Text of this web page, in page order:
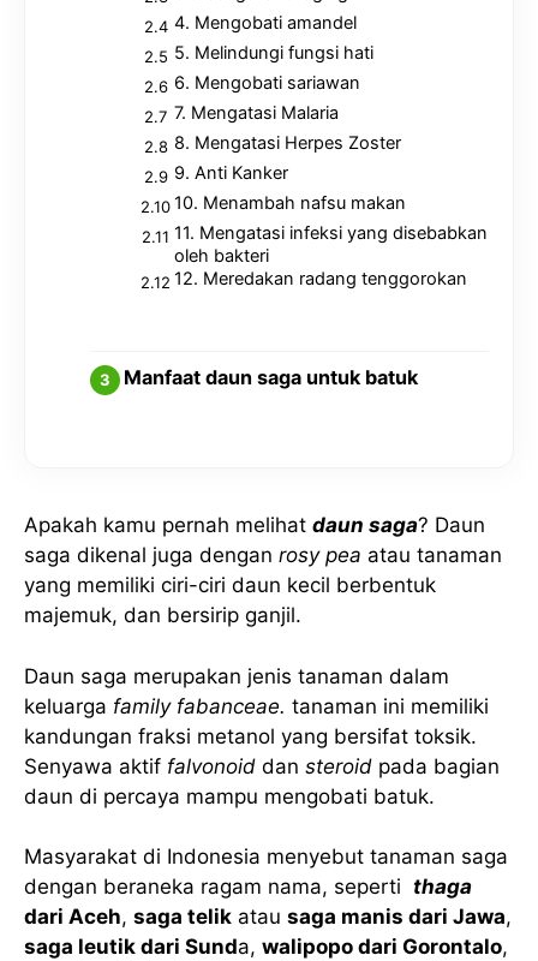
4. Mengobati amandel
5. Melindungi fungsi hati
6. Mengobati sariawan
7. Mengatasi Malaria
8. Mengatasi Herpes Zoster
9. Anti Kanker
10. Menambah nafsu makan
11. Mengatasi infeksi yang disebabkan
oleh bakteri
12. Meredakan radang tenggorokan
Manfaat daun saga untuk batuk
Apakah kamu pernah melihat daun saga? Daun
saga dikenal juga dengan rosy pea atau tanaman
yang memiliki ciri-ciri daun kecil berbentuk
majemuk, dan bersirip ganjil.
Daun saga merupakan jenis tanaman dalam
keluarga family fabanceae. tanaman ini memiliki
kandungan fraksi metanol yang bersifat toksik.
Senyawa aktif falvonoid dan steroid pada bagian
daun di percaya mampu mengobati batuk.
Masyarakat di Indonesia menyebut tanaman saga
dengan beraneka ragam nama, seperti thaga
dari Aceh, saga telik atau saga manis dari Jawa,
saga leutik dari Sunda, walipopo dari Gorontalo,